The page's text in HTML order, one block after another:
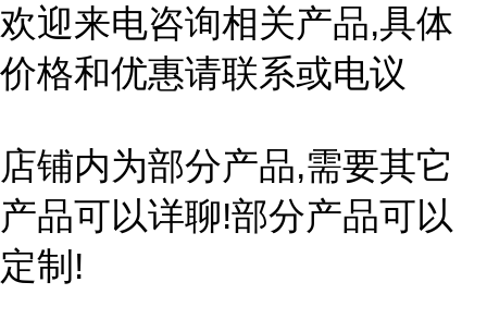
欢迎来电咨询相关产品,具体
价格和优惠请联系或电议
店铺内为部分产品,需要其它
产品可以详聊!部分产品可以
定制!